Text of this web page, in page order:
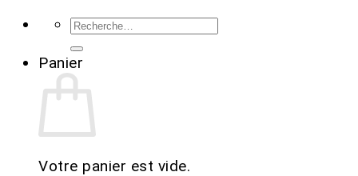
Panier
Votre panier est vide.